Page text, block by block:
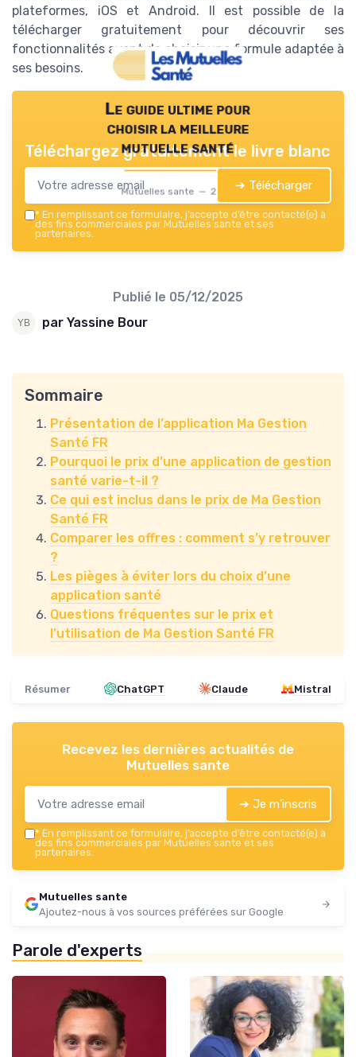
plateformes, iOS et Android. Il est possible de la
télécharger gratuitement pour découvrir ses
fonctionnalités avant de choisir une formule adaptée à
ses besoins.
Le guide ultime pour
choisir la meilleure
mutuelle santé
Mutuelles sante — 2026
Téléchargez gratuitement le livre blanc
➔ Télécharger
* En remplissant ce formulaire, j’accepte d’être contacté(e) à
des fins commerciales par Mutuelles sante et ses
partenaires.
Publié le 05/12/2025
par Yassine Bour
Sommaire
Présentation de l’application Ma Gestion
Santé FR
Pourquoi le prix d’une application de gestion
santé varie-t-il ?
Ce qui est inclus dans le prix de Ma Gestion
Santé FR
Comparer les offres : comment s’y retrouver
?
Les pièges à éviter lors du choix d’une
application santé
Questions fréquentes sur le prix et
l’utilisation de Ma Gestion Santé FR
Résumer ChatGPT Claude Mistral
Recevez les dernières actualités de
Mutuelles sante
➔ Je m'inscris
* En remplissant ce formulaire, j’accepte d’être contacté(e) à
des fins commerciales par Mutuelles sante et ses
partenaires.
Mutuelles sante
Ajoutez-nous à vos sources préférées sur Google
Parole d'experts